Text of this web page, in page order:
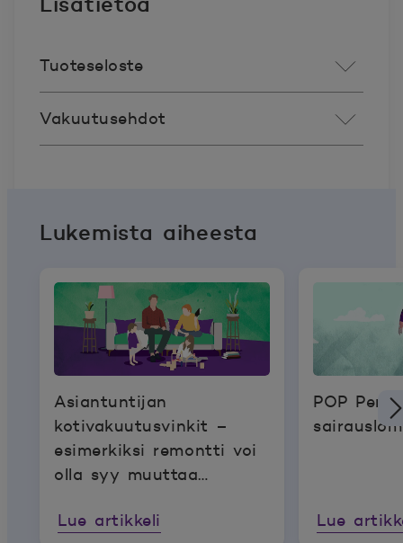
Tuoteseloste
Vakuutusehdot
Lukemista aiheesta
Asiantuntijan
kotivakuutusvinkit –
esimerkiksi remontti voi
olla syy muuttaa
Lue artikkeli
POP
Lue